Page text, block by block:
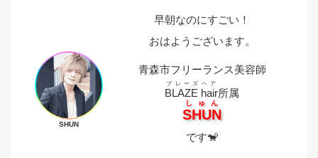
SHUN
早朝なのにすごい！
おはようございます。
青森市フリーランス美容師
BLAZE hair
ブレーズヘア
所属
SHUN
しゅん
です🐒